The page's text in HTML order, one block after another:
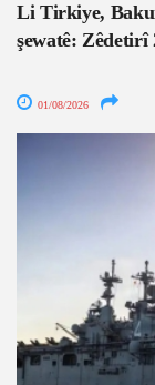
Li Tirkiye,
şewatê: Zêdetirî
01/08/2026